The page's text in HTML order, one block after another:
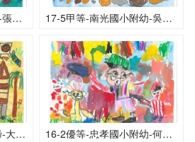
17-1特優-僑興國小附幼-張○森-我最喜還玩學校的汽車傘遊戲 17-5甲等-南光國小附幼-吳○東-工程車，出動！
8-7甲等-南光國小-蔡○諦-大家一起來玩射箭，看誰射得準 16-2優等-忠孝國小附幼-何○毅-我最喜歡玩的遊戲